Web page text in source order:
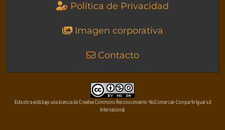
Política de Privacidad
Imagen corporativa
Contacto
Esta obra está bajo una licencia de Creative Commons Reconocimiento-NoComercial-CompartirIgual 4.0
Internacional